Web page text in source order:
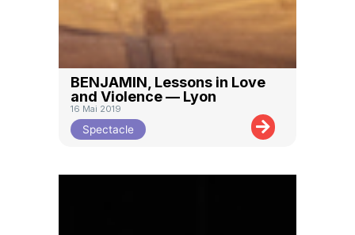
BENJAMIN, Lessons in Love
and Violence — Lyon
16 Mai 2019
Spectacle